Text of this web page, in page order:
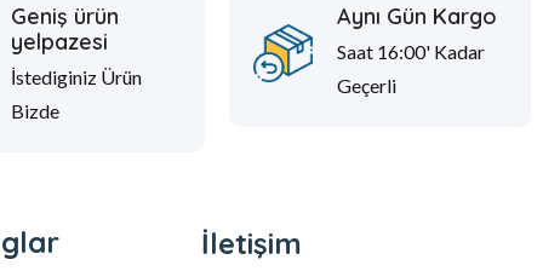
Geniş ürün
yelpazesi
İstediginiz Ürün
Bizde
Aynı Gün Kargo
Saat 16:00' Kadar
Geçerli
İletişim